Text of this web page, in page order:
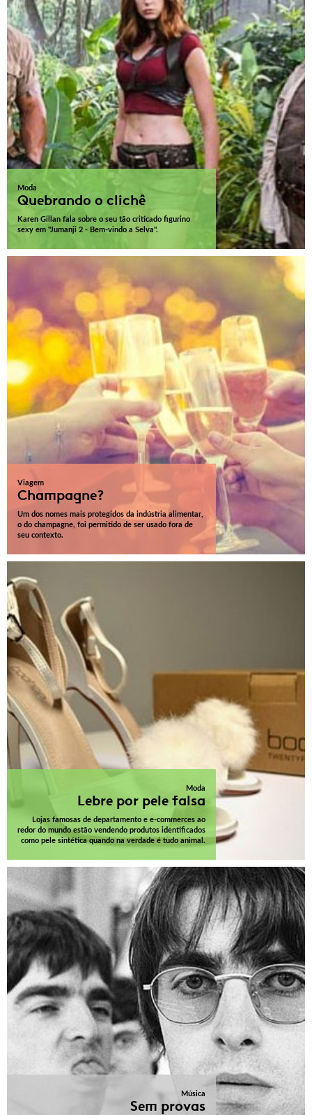
Moda
Quebrando o clichê
Karen Gillan fala sobre o seu tão criticado figurino
sexy em "Jumanji 2 - Bem-vindo a Selva".
Viagem
Champagne?
Um dos nomes mais protegidos da indústria alimentar,
o do champagne, foi permitido de ser usado fora de
seu contexto.
Moda
Lebre por pele falsa
Lojas famosas de departamento e e-commerces ao
redor do mundo estão vendendo produtos identificados
como pele sintética quando na verdade é tudo animal.
Música
Sem provas